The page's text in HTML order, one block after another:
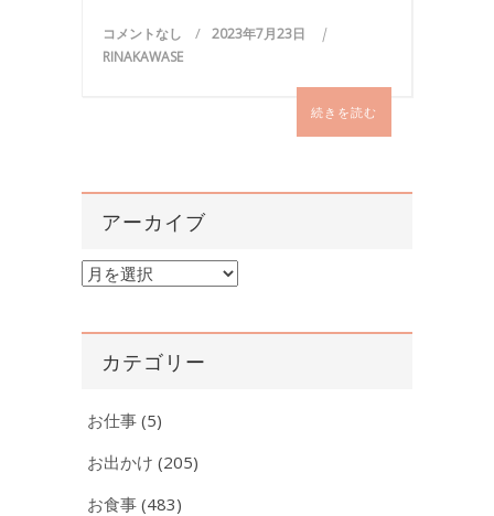
コメントなし
2023年7月23日
RINAKAWASE
続きを読む
アーカイブ
ア
カ
カテゴリー
お仕事 (5)
お出かけ (205)
お食事 (483)